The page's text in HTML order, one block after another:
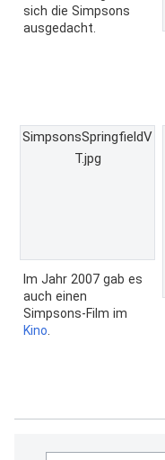
sich die Simpsons
ausgedacht.
SimpsonsSpringfieldV
T.jpg
Im Jahr 2007 gab es
auch einen
Simpsons-Film im
Kino.